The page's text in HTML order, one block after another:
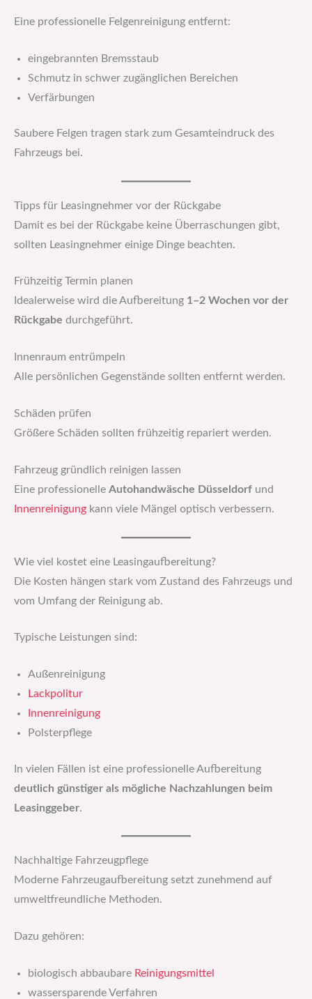
Eine professionelle Felgenreinigung entfernt:
eingebrannten Bremsstaub
Schmutz in schwer zugänglichen Bereichen
Verfärbungen
Saubere Felgen tragen stark zum Gesamteindruck des
Fahrzeugs bei.
Tipps für Leasingnehmer vor der Rückgabe
Damit es bei der Rückgabe keine Überraschungen gibt,
sollten Leasingnehmer einige Dinge beachten.
Frühzeitig Termin planen
Idealerweise wird die Aufbereitung 1–2 Wochen vor der
Rückgabe durchgeführt.
Innenraum entrümpeln
Alle persönlichen Gegenstände sollten entfernt werden.
Schäden prüfen
Größere Schäden sollten frühzeitig repariert werden.
Fahrzeug gründlich reinigen lassen
Eine professionelle Autohandwäsche Düsseldorf und
Innenreinigung kann viele Mängel optisch verbessern.
Wie viel kostet eine Leasingaufbereitung?
Die Kosten hängen stark vom Zustand des Fahrzeugs und
vom Umfang der Reinigung ab.
Typische Leistungen sind:
Außenreinigung
Lackpolitur
Innenreinigung
Polsterpflege
In vielen Fällen ist eine professionelle Aufbereitung
deutlich günstiger als mögliche Nachzahlungen beim
Leasinggeber.
Nachhaltige Fahrzeugpflege
Moderne Fahrzeugaufbereitung setzt zunehmend auf
umweltfreundliche Methoden.
Dazu gehören:
biologisch abbaubare Reinigungsmittel
wassersparende Verfahren